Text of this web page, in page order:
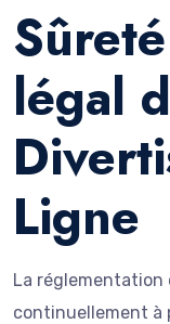
légal
Ligne
La réglementation
continuellement à